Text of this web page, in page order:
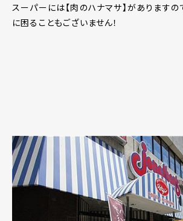
スーパーには【肉のハナマサ】がありますの
に困ることもございません！